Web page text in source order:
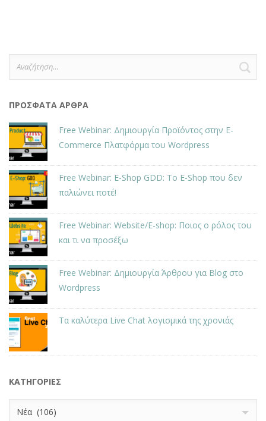
Αναζήτηση
ΠΡΌΣΦΑΤΑ ΆΡΘΡΑ
Free Webinar: Δημιουργία Προϊόντος στην E-
Commerce Πλατφόρμα του Wordpress
Free Webinar: E-Shop GDD: Το E-Shop που δεν
παλιώνει ποτέ!
Free Webinar: Website/E-shop: Ποιος ο ρόλος του
και τι να προσέξω
Free Webinar: Δημιουργία Άρθρου για Blog στο
Wordpress
Τα καλύτερα Live Chat λογισμικά της χρονιάς
KΑΤΗΓΟΡΊΕΣ
Kατηγορίες
Νέα (106)